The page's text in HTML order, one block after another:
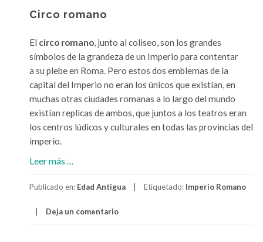
Circo romano
El circo romano, junto al coliseo, son los grandes
símbolos de la grandeza de un Imperio para contentar
a su plebe en Roma. Pero estos dos emblemas de la
capital del Imperio no eran los únicos que existían, en
muchas otras ciudades romanas a lo largo del mundo
existían replicas de ambos, que juntos a los teatros eran
los centros lúdicos y culturales en todas las provincias del
imperio.
Leer más
e
c
…
Publicado en: Edad Antigua Etiquetado: Imperio Romano
Deja un comentario